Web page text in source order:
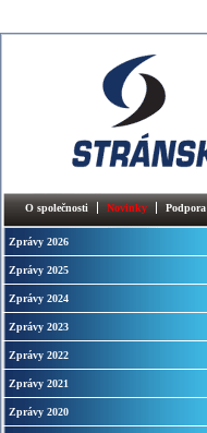
O společnosti Novinky Podpora
Zprávy 2026
Zprávy 2025
Zprávy 2024
Zprávy 2023
Zprávy 2022
Zprávy 2021
Zprávy 2020